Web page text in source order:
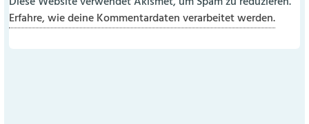
Erfahre, wie deine Kommentardaten verarbeitet werden.